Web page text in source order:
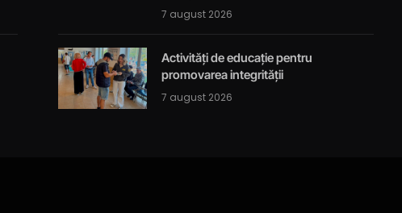
7 august 2026
Activități de educație pentru
promovarea integrității
7 august 2026